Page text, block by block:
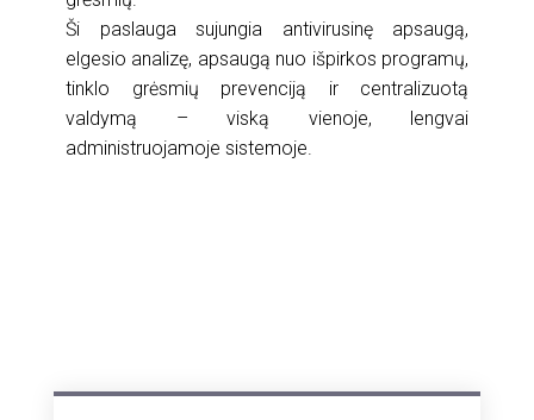
Ši paslauga sujungia antivirusinę apsaugą,
elgesio analizę, apsaugą nuo išpirkos programų,
tinklo grėsmių prevenciją ir centralizuotą
valdymą – viską vienoje, lengvai
administruojamoje sistemoje.